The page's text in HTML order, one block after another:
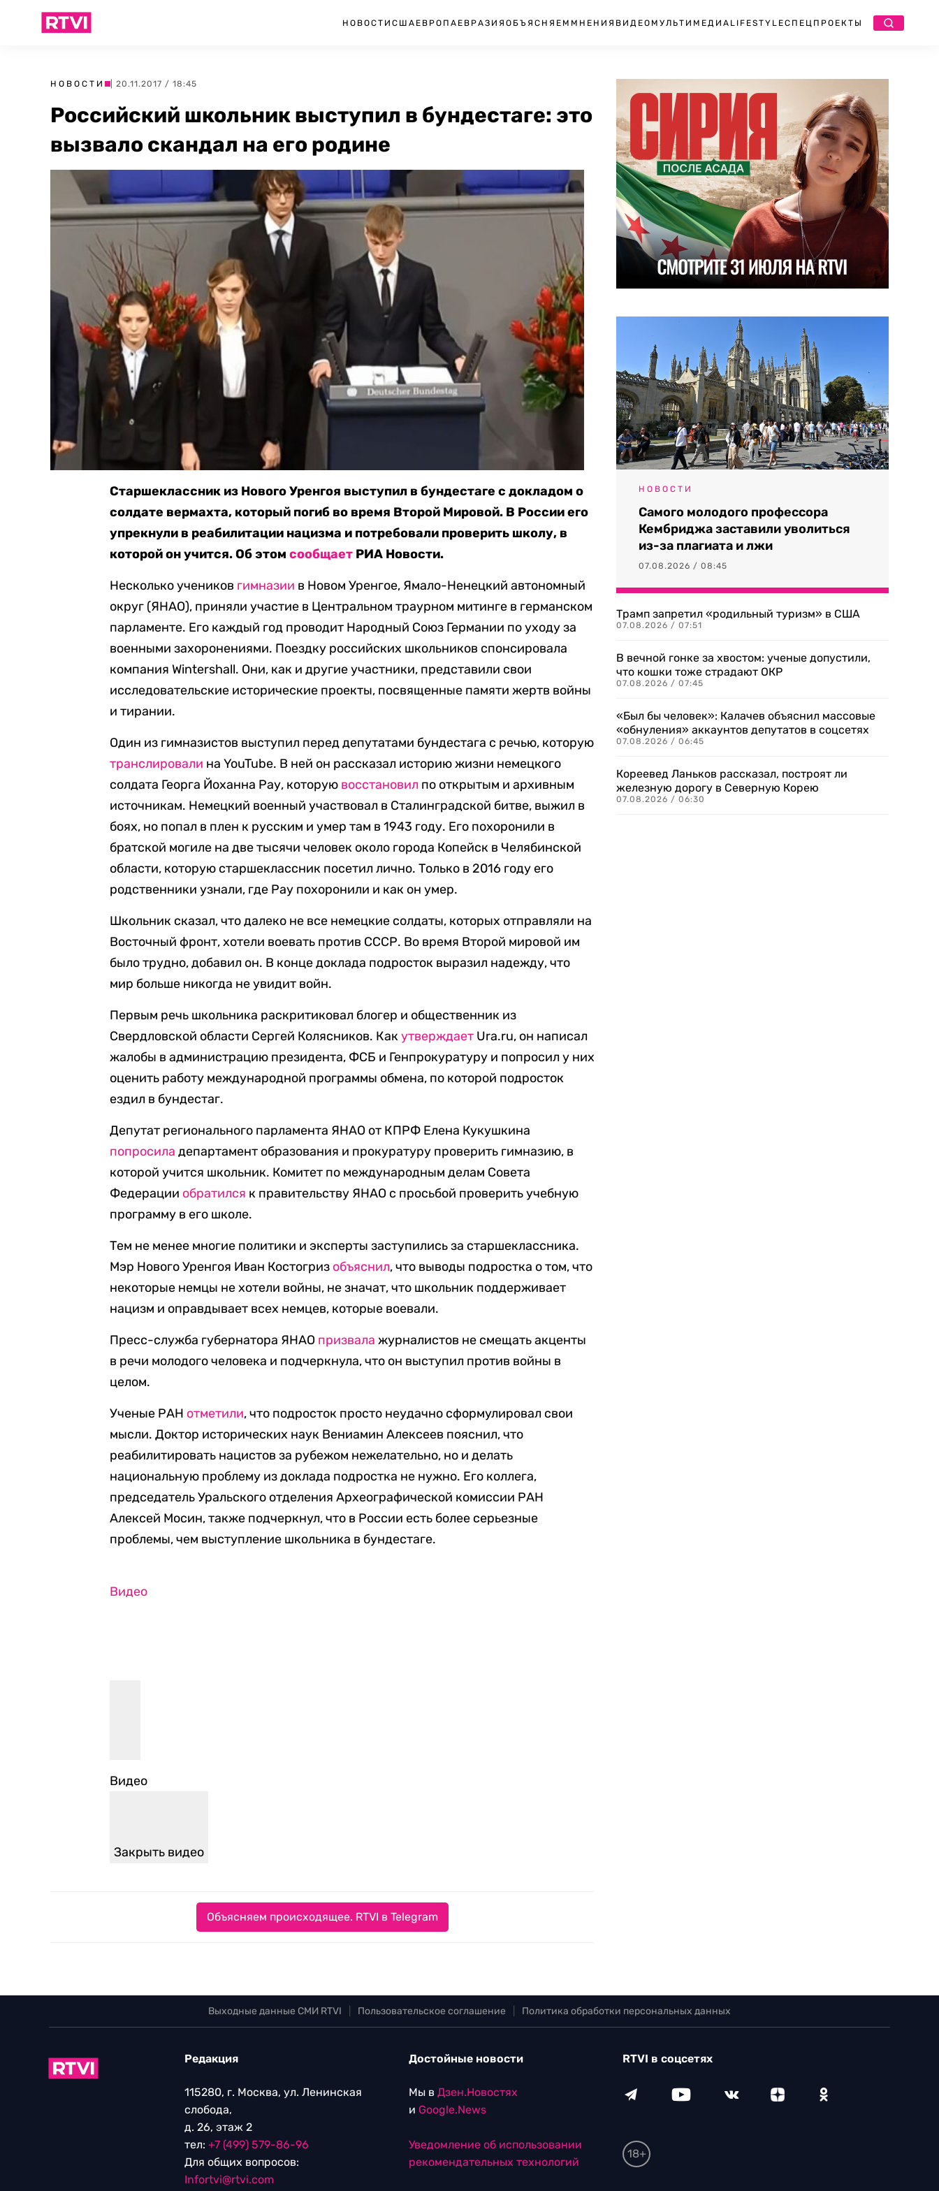
НОВОСТИ США ЕВРОПА ЕВРАЗИЯ ОБЪЯСНЯЕМ МНЕНИЯ ВИДЕО МУЛЬТИМЕДИА LIFESTYLEСПЕЦПРОЕКТЫ
НОВОСТИ | 20.11.2017 / 18:45
Российский школьник выступил в бундестаге: это
вызвало скандал на его родине
Старшеклассник из Нового Уренгоя выступил в бундестаге с докладом о
солдате вермахта, который погиб во время Второй Мировой. В России его
упрекнули в реабилитации нацизма и потребовали проверить школу, в
которой он учится. Об этомсообщает РИА Новости.
Несколько учеников гимназии в Новом Уренгое, Ямало-Ненецкий автономный
округ (ЯНАО), приняли участие в Центральном траурном митинге в германском
парламенте. Его каждый год проводит Народный Союз Германии по уходу за
военными захоронениями. Поездку российских школьников спонсировала
компания Wintershall. Они, как и другие участники, представили свои
исследовательские исторические проекты, посвященные памяти жертв войны
и тирании.
Один из гимназистов выступил перед депутатами бундестага с речью, которую
транслировали на YouTube. В ней он рассказал историю жизни немецкого
солдата Георга Йоханна Рау, которую восстановил по открытым и архивным
источникам. Немецкий военный участвовал в Сталинградской битве, выжил в
боях, но попал в плен к русским и умер там в 1943 году. Его похоронили в
братской могиле на две тысячи человек около города Копейск в Челябинской
области, которую старшеклассник посетил лично. Только в 2016 году его
родственники узнали, где Рау похоронили и как он умер.
Школьник сказал, что далеко не все немецкие солдаты, которых отправляли на
Восточный фронт, хотели воевать против СССР. Во время Второй мировой им
было трудно, добавил он. В конце доклада подросток выразил надежду, что
мир больше никогда не увидит войн.
Первым речь школьника раскритиковал блогер и общественник из
Свердловской области Сергей Колясников. Какутверждает Ura.ru, он написал
жалобы в администрацию президента, ФСБ и Генпрокуратуру и попросил у них
оценить работу международной программы обмена, по которой подросток
ездил в бундестаг.
Депутат регионального парламента ЯНАО от КПРФ Елена Кукушкина
попросила департамент образования и прокуратуру проверить гимназию, в
которой учится школьник. Комитет по международным делам Совета
Федерации обратился к правительству ЯНАО с просьбой проверить учебную
программу в его школе.
Тем не менее многие политики и эксперты заступились за старшеклассника.
Мэр Нового Уренгоя Иван Костогриз объяснил, что выводы подростка о том, что
некоторые немцы не хотели войны, не значат, что школьник поддерживает
нацизм и оправдывает всех немцев, которые воевали.
Пресс-служба губернатора ЯНАО призвала журналистов не смещать акценты
в речи молодого человека и подчеркнула, что он выступил против войны в
целом.
Ученые РАН отметили, что подросток просто неудачно сформулировал свои
мысли. Доктор исторических наук Вениамин Алексеев пояснил, что
реабилитировать нацистов за рубежом нежелательно, но и делать
национальную проблему из доклада подростка не нужно. Его коллега,
председатель Уральского отделения Археографической комиссии РАН
Алексей Мосин, также подчеркнул, что в России есть более серьезные
проблемы, чем выступление школьника в бундестаге.
Видео
Видео
Закрыть видео
Объясняем происходящее. RTVI в Telegram
НОВОСТИ
Самого молодого профессора
Кембриджа заставили уволиться
из-за плагиата и лжи
07.08.2026 / 08:45
Трамп запретил «родильный туризм» в США
07.08.2026 / 07:51
В вечной гонке за хвостом: ученые допустили,
что кошки тоже страдают ОКР
07.08.2026 / 07:45
«Был бы человек»: Калачев объяснил массовые
«обнуления» аккаунтов депутатов в соцсетях
07.08.2026 / 06:45
Кореевед Ланьков рассказал, построят ли
железную дорогу в Северную Корею
07.08.2026 / 06:30
Выходные данные СМИ RTVI Пользовательское соглашение Политика обработки персональных данных
Редакция
115280, г. Москва, ул. Ленинская
слобода,
д. 26, этаж 2
тел: +7 (499) 579-86-96
Для общих вопросов:
Infortvi@rtvi.com
Достойные новости
Мы в Дзен.Новостях
и Google.News
Уведомление об использовании
рекомендательных технологий
RTVI в соцсетях
18+